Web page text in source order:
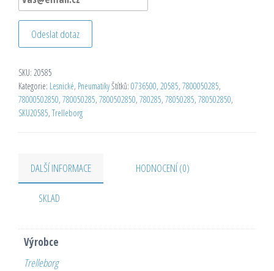
Odeslat dotaz
SKU: 20585
Kategorie: Lesnické, PneumatikyŠtítků: 0736500, 20585, 7800050285,
78000502850, 780050285, 7800502850, 780285, 78050285, 780502850,
SKU20585, Trelleborg
DALŠÍ INFORMACE HODNOCENÍ (0)
SKLAD
Výrobce
Trelleborg